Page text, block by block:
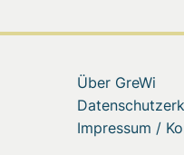
Über GreWi
Impressum /